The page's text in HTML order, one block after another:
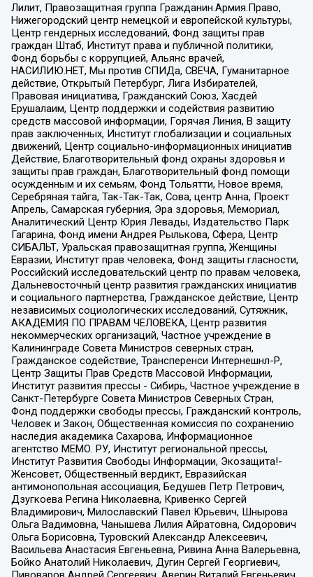
Лилит, Правозащитная группа Гражданин.Армия.Право,
Нижегородский центр немецкой и европейской культуры,
Центр гендерных исследований, Фонд защиты прав
граждан Штаб, Институт права и публичной политики,
Фонд борьбы с коррупцией, Альянс врачей,
НАСИЛИЮ.НЕТ, Мы против СПИДа, СВЕЧА, Гуманитарное
действие, Открытый Петербург, Лига Избирателей,
Правовая инициатива, Гражданский Союз, Хасдей
Ерушалаим, Центр поддержки и содействия развитию
средств массовой информации, Горячая Линия, В защиту
прав заключенных, Институт глобализации и социальных
движений, Центр социально-информационных инициатив
Действие, Благотворительный фонд охраны здоровья и
защиты прав граждан, Благотворительный фонд помощи
осужденным и их семьям, Фонд Тольятти, Новое время,
Серебряная тайга, Так-Так-Так, Сова, центр Анна, Проект
Апрель, Самарская губерния, Эра здоровья, Мемориал,
Аналитический Центр Юрия Левады, Издательство Парк
Гагарина, Фонд имени Андрея Рылькова, Сфера, Центр
СИБАЛЬТ, Уральская правозащитная группа, Женщины
Евразии, Институт прав человека, Фонд защиты гласности,
Российский исследовательский центр по правам человека,
Дальневосточный центр развития гражданских инициатив
и социального партнерства, Гражданское действие, Центр
независимых социологических исследований, Сутяжник,
АКАДЕМИЯ ПО ПРАВАМ ЧЕЛОВЕКА, Центр развития
некоммерческих организаций, Частное учреждение в
Калининграде Совета Министров северных стран,
Гражданское содействие, Трансперенси Интернешнл-Р,
Центр Защиты Прав Средств Массовой Информации,
Институт развития прессы - Сибирь, Частное учреждение в
Санкт-Петербурге Совета Министров Северных Стран,
Фонд поддержки свободы прессы, Гражданский контроль,
Человек и Закон, Общественная комиссия по сохранению
наследия академика Сахарова, Информационное
агентство МЕМО. РУ, Институт региональной прессы,
Институт Развития Свободы Информации, Экозащита!-
Женсовет, Общественный вердикт, Евразийская
антимонопольная ассоциация, Бедушев Петр Петрович,
Дзугкоева Регина Николаевна, Кривенко Сергей
Владимирович, Милославский Павел Юрьевич, Шнырова
Ольга Вадимовна, Чанышева Лилия Айратовна, Сидорович
Ольга Борисовна, Туровский Александр Алексеевич,
Васильева Анастасия Евгеньевна, Ривина Анна Валерьевна,
Бойко Анатолий Николаевич, Дугин Сергей Георгиевич,